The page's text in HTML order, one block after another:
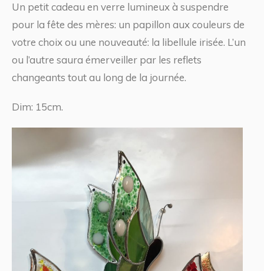
Un petit cadeau en verre lumineux à suspendre
pour la fête des mères: un papillon aux couleurs de
votre choix ou une nouveauté: la libellule irisée. L’un
ou l’autre saura émerveiller par les reflets
changeants tout au long de la journée.
Dim: 15cm.